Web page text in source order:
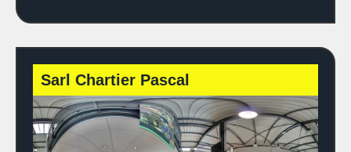
Sarl Chartier Pascal